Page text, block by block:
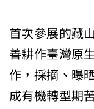
首次參展的藏
善耕作臺灣原
作，採摘、曝
成有機轉型期